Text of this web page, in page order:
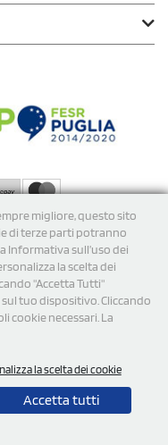
migliore, questo sito
di terze parti potranno
Informativa sull’uso dei
la scelta dei
"Accetta Tutti"
tuo dispositivo. Cliccando
cookie necessari. La
la scelta dei cookie
Accetta tutti
MI-2110632